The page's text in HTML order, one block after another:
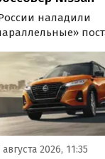
наладили
Kicks, которые
США, на
и в Юго-
В основном к
машины
стоящие на
2026, 11:35